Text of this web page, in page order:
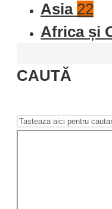
Asia 22
Africa și
CAUTĂ